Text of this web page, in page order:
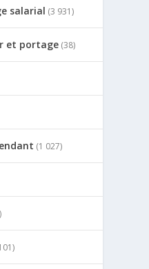
salarial (3 931)
et portage (38)
(1 027)